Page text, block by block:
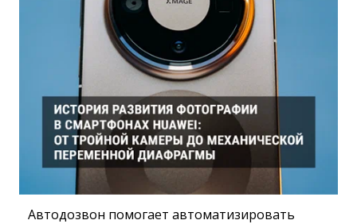
Автодозвон помогает автоматизировать